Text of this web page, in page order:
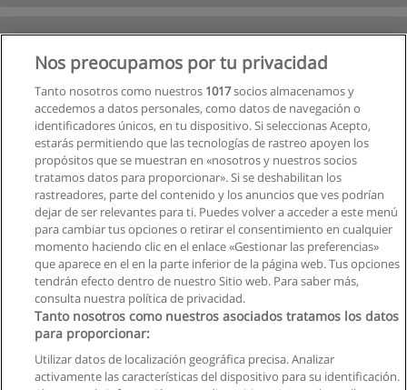
Siguiente
Página1de2
Nos preocupamos por tu privacidad
Tanto nosotros como nuestros 1017socios almacenamos y
accedemos a datos personales, como datos de navegación o
identificadores únicos, en tu dispositivo. Si seleccionas Acepto,
estarás permitiendo que las tecnologías de rastreo apoyen los
propósitos que se muestran en «nosotros y nuestros socios
tratamos datos para proporcionar». Si se deshabilitan los
rastreadores, parte del contenido y los anuncios que ves podrían
dejar de ser relevantes para ti. Puedes volver a acceder a este menú
para cambiar tus opciones o retirar el consentimiento en cualquier
momento haciendo clic en el enlace «Gestionar las preferencias»
que aparece en el en la parte inferior de la página web. Tus opciones
tendrán efecto dentro de nuestro Sitio web. Para saber más,
consulta nuestra política de privacidad.
Tanto nosotros como nuestros asociados tratamos los datos
para proporcionar:
Utilizar datos de localización geográfica precisa. Analizar
activamente las características del dispositivo para su identificación.